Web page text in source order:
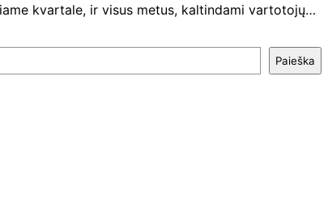
kvartale, ir visus metus, kaltindami vartotojų…
Paieška